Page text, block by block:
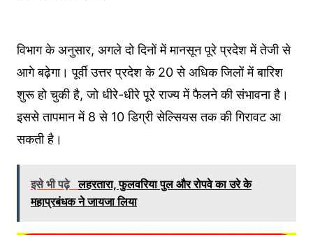
विभाग के अनुसार, अगले दो दिनों में मानसून पूरे प्रदेश में तेजी से
आगे बढ़ेगा। पूर्वी उत्तर प्रदेश के 20 से अधिक जिलों में बारिश
शुरू हो चुकी है, जो धीरे-धीरे पूरे राज्य में फैलने की संभावना है।
इससे तापमान में 8 से 10 डिग्री सेल्सियस तक की गिरावट आ
सकती है।
इसे भी पढ़े लहरतारा, फुलवरिया पुल और रोपवे का उरे के
महाप्रबंधक ने जायजा लिया